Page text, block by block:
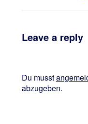
Leave a reply
Du musst
abzugeben.